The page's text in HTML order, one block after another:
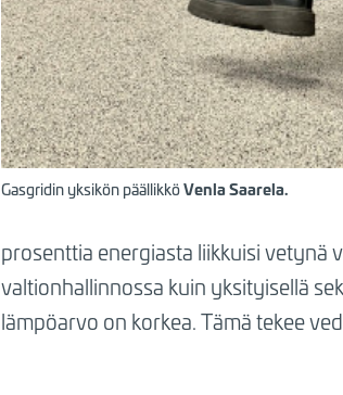
Gasgridin yksikön päällikköVenla Saarela.
prosenttia energiasta liikkuisi vetynä
valtionhallinnossa kuin yksityisellä
lämpöarvo on korkea. Tämä tekee